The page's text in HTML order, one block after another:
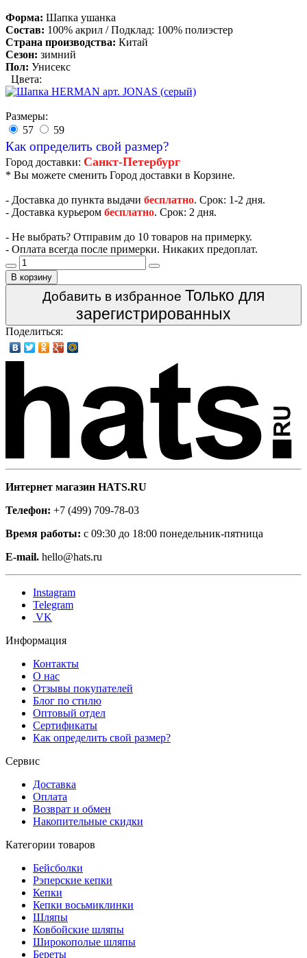
Форма: Шапка ушанка
Состав: 100% акрил / Подклад: 100% полиэстер
Страна производства: Китай
Сезон: зимний
Пол: Унисекс
Цвета:
Размеры:
57
59
Как определить свой размер?
Город доставки: Санкт-Петербург
* Вы можете сменить Город доставки в Корзине.
- Доставка до пункта выдачи бесплатно. Срок: 1-2 дня.
- Доставка курьером бесплатно. Срок: 2 дня.
- Не выбрать? Отправим до 10 товаров на примерку.
- Оплата всегда после примерки. Никаких предоплат.
В корзину
Добавить в избранное Только для
зарегистрированных
Поделиться:
Интернет магазин HATS.RU
Телефон: +7 (499) 709-78-03
Время работы: с 09:30 до 18:00 понедельник-пятница
E-mail. hello@hats.ru
Instagram
Telegram
VK
Информация
Контакты
О нас
Отзывы покупателей
Блог по стилю
Оптовый отдел
Сертификаты
Как определить свой размер?
Сервис
Доставка
Оплата
Возврат и обмен
Накопительные скидки
Категории товаров
Бейсболки
Рэперские кепки
Кепки
Кепки восьмиклинки
Шляпы
Ковбойские шляпы
Широкополые шляпы
Береты